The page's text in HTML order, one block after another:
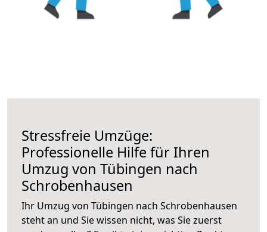
Stressfreie Umzüge:
Professionelle Hilfe für Ihren
Umzug von Tübingen nach
Schrobenhausen
Ihr Umzug von Tübingen nach Schrobenhausen
steht an und Sie wissen nicht, was Sie zuerst